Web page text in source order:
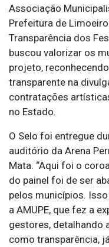
Associação
Prefeitura de
Transparência dos
buscou valorizar os
projeto,
transparente na
contratações
no Estado.
O Selo foi entregue
auditório da Arena
Mata. “Aqui foi o
do painel foi de ser
pelos municípios.
a AMUPE, que fez a
gestores, detalhando
como transparência,